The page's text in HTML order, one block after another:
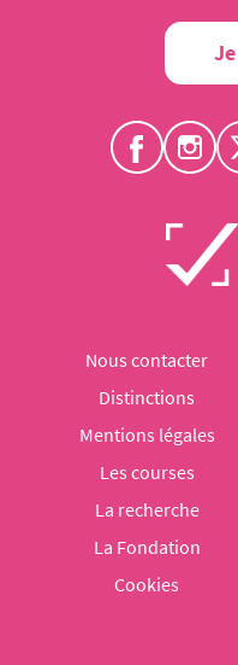
Nous contacter
Distinctions
Mentions légales
Les courses
La recherche
La Fondation
Cookies